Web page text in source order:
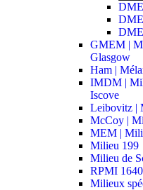
GMEM |
Glasgow
Ham |
IMDM |
Iscove
Leibovitz |
McCoy |
MEM |
Milieu 199
Milieu de
RPMI 1640
Milieux